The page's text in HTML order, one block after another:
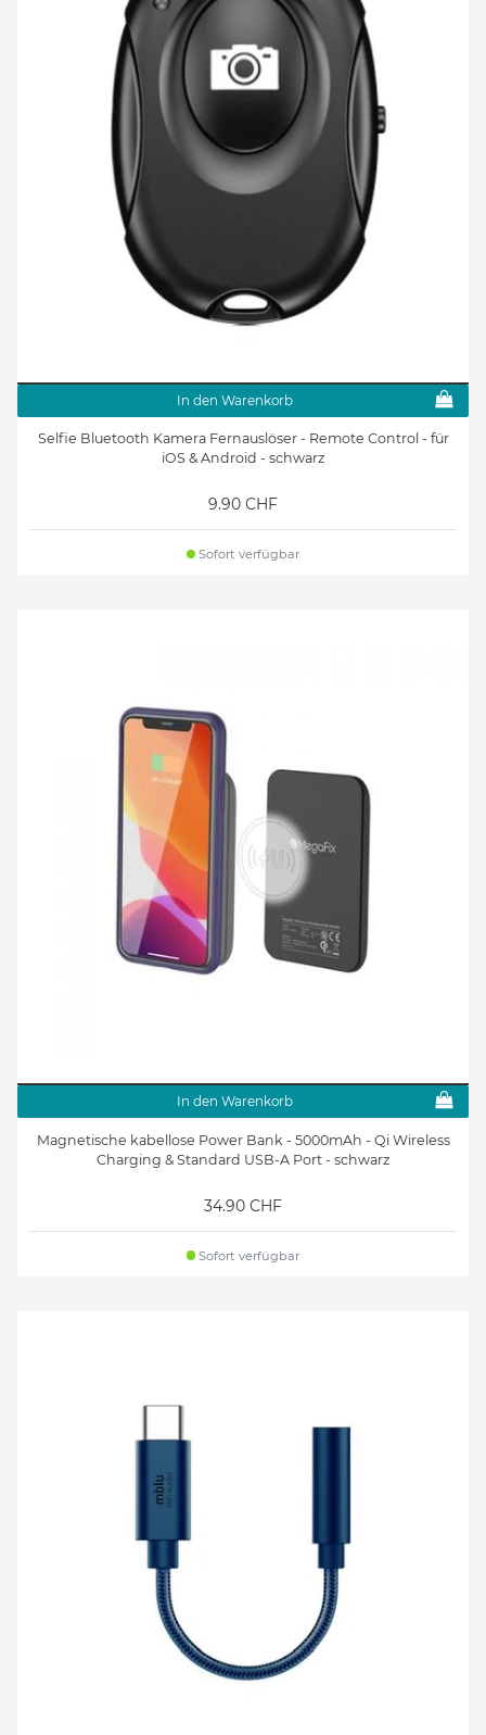
In den Warenkorb
Selfie Bluetooth Kamera Fernauslöser - Remote Control - für
iOS & Android - schwarz
9.90 CHF
Sofort verfügbar
In den Warenkorb
Magnetische kabellose Power Bank - 5000mAh - Qi Wireless
Charging & Standard USB-A Port - schwarz
34.90 CHF
Sofort verfügbar